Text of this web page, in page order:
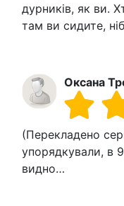
дурників, як ви.
там ви сидите,
Оксана
(Перекладено
упорядкували, в
видно…